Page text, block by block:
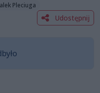
Pleciuga
Udostępnij